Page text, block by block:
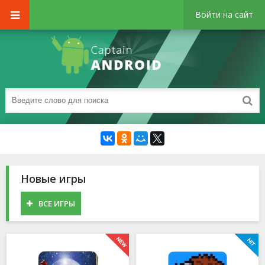
Войти на сайт
Новые игры
ВСЕ ИГРЫ